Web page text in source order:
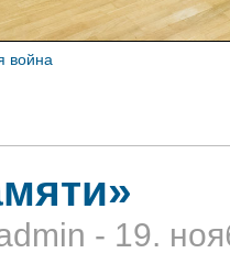
война
- 19.